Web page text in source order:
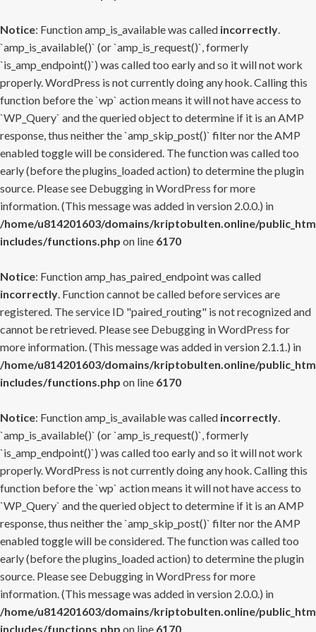
Notice: Function amp_is_available was called incorrectly.
`amp_is_available()` (or `amp_is_request()`, formerly
`is_amp_endpoint()`) was called too early and so it will not work
properly. WordPress is not currently doing any hook. Calling this
function before the `wp` action means it will not have access to
`WP_Query` and the queried object to determine if it is an AMP
response, thus neither the `amp_skip_post()` filter nor the AMP
enabled toggle will be considered. The function was called too
early (before the plugins_loaded action) to determine the plugin
source. Please see Debugging in WordPress for more
information. (This message was added in version 2.0.0.) in
/home/u814201603/domains/kriptobulten.online/
includes/functions.php on line 6170
Notice: Function amp_has_paired_endpoint was called
incorrectly. Function cannot be called before services are
registered. The service ID "paired_routing" is not recognized and
cannot be retrieved. Please see Debugging in WordPress for
more information. (This message was added in version 2.1.1.) in
/home/u814201603/domains/kriptobulten.online/
includes/functions.php on line 6170
Notice: Function amp_is_available was called incorrectly.
`amp_is_available()` (or `amp_is_request()`, formerly
`is_amp_endpoint()`) was called too early and so it will not work
properly. WordPress is not currently doing any hook. Calling this
function before the `wp` action means it will not have access to
`WP_Query` and the queried object to determine if it is an AMP
response, thus neither the `amp_skip_post()` filter nor the AMP
enabled toggle will be considered. The function was called too
early (before the plugins_loaded action) to determine the plugin
source. Please see Debugging in WordPress for more
information. (This message was added in version 2.0.0.) in
/home/u814201603/domains/kriptobulten.online/
includes/functions.php on line 6170